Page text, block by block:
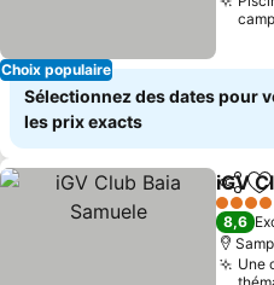
Choix populaire
Sélectionnez des dates pour
les prix exacts
iGV
4 Étoiles
8,6
Une